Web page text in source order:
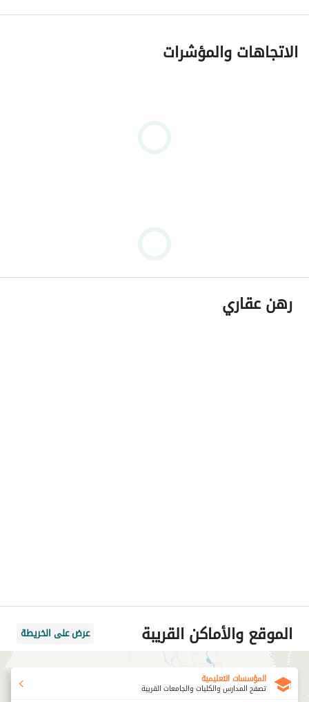
الاتجاهات والمؤشرات
رهن عقاري
الموقع والأماكن القريبة عرض على الخريطة
المؤسسات التعليمية
تصفح المدارس والكليات والجامعات القريبة